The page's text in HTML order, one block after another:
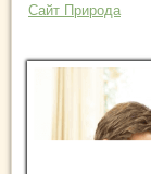
Сайт Природа